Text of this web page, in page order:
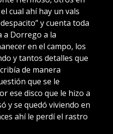
cual ahí hay un vals
y cuenta toda
a Dorrego a la
en el campo, los
y tantos detalles que
de manera
que se le
ese disco que le hizo a
y se quedó viviendo en
ahí le perdí el rastro